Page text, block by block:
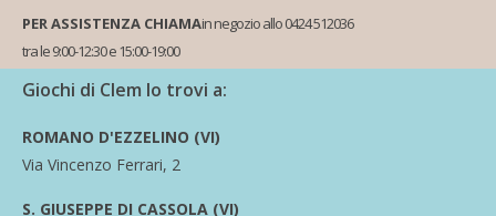
PER ASSISTENZA CHIAMAin negozio allo 0424 512036
tra le 9:00-12:30 e 15:00-19:00
Giochi di Clem lo trovi a:
ROMANO D'EZZELINO (VI)
Via Vincenzo Ferrari, 2
S. GIUSEPPE DI CASSOLA (VI)